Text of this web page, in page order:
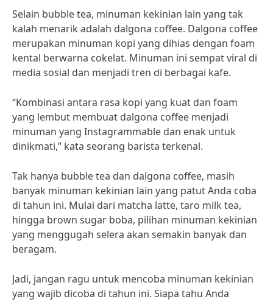
Selain bubble tea, minuman kekinian lain yang tak
kalah menarik adalah dalgona coffee. Dalgona coffee
merupakan minuman kopi yang dihias dengan foam
kental berwarna cokelat. Minuman ini sempat viral di
media sosial dan menjadi tren di berbagai kafe.
“Kombinasi antara rasa kopi yang kuat dan foam
yang lembut membuat dalgona coffee menjadi
minuman yang Instagrammable dan enak untuk
dinikmati,” kata seorang barista terkenal.
Tak hanya bubble tea dan dalgona coffee, masih
banyak minuman kekinian lain yang patut Anda coba
di tahun ini. Mulai dari matcha latte, taro milk tea,
hingga brown sugar boba, pilihan minuman kekinian
yang menggugah selera akan semakin banyak dan
beragam.
Jadi, jangan ragu untuk mencoba minuman kekinian
yang wajib dicoba di tahun ini. Siapa tahu Anda